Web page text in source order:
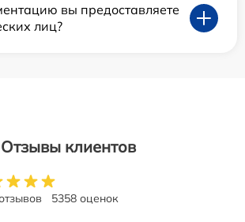
вы предоставляете
лиц?
Отзывы клиентов
5358 оценок